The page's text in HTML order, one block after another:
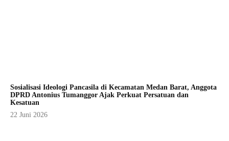
Sosialisasi Ideologi Pancasila di Kecamatan Medan Barat, Anggota
DPRD Antonius Tumanggor Ajak Perkuat Persatuan dan
Kesatuan
22 Juni 2026